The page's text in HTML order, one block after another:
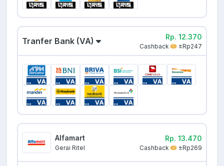
Tranfer Bank (VA) Rp. 12.370
Cashback ±Rp247
Alfamart
Gerai Ritel
Rp. 13.470
Cashback ±Rp269